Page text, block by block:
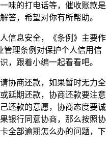
味的打电话等，催收账款是
答，希望对你有所帮助。
信息安全，《条例》主要作
管理条例对保护个人信用信
，跟着小编一起看看吧。
协商还款，如果暂时无力全
延期还款，协商还款要注意
还款的意愿，协商态度要诚
银行同意协商，那么按照协
全部逾期怎么办的问题，下